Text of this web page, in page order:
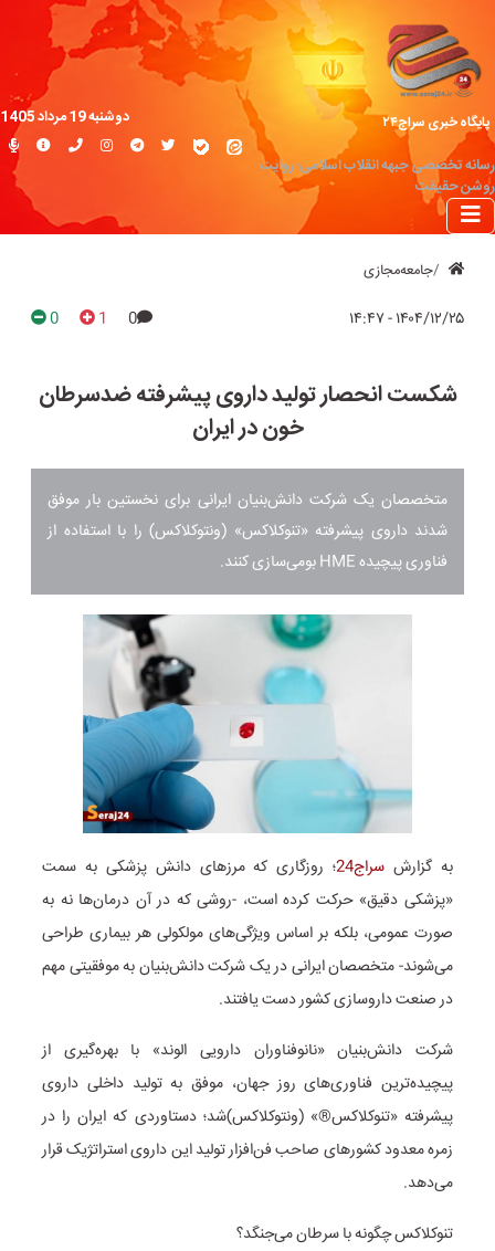
پایگاه خبری سراج۲۴
رسانه تخصصی جبهه انقلاب اسلامی؛ روایت
روشن حقیقت
دوشنبه 19 مرداد 1405
جامعه‌مجازی
۱۴۰۴/۱۲/۲۵ - ۱۴:۴۷ 0
1
0
شکست انحصار تولید داروی پیشرفته ضدسرطان
خون در ایران
متخصصان یک شرکت دانش‌بنیان ایرانی برای نخستین بار موفق
شدند داروی پیشرفته «تنوکلاکس» (ونتوکلاکس) را با استفاده از
فناوری پیچیده HME بومی‌سازی کنند.
به گزارش سراج24
؛ روزگاری که مرزهای دانش پزشکی به سمت
«پزشکی دقیق» حرکت کرده است، -روشی که در آن درمان‌ها نه به
صورت عمومی، بلکه بر اساس ویژگی‌های مولکولی هر بیماری طراحی
می‌شوند- متخصصان ایرانی در یک شرکت دانش‌بنیان به موفقیتی مهم
در صنعت داروسازی کشور دست یافتند.
شرکت دانش‌بنیان «نانوفناوران دارویی الوند» با بهره‌گیری از
پیچیده‌ترین فناوری‌های روز جهان، موفق به تولید داخلی داروی
پیشرفته «تنوکلاکس®» (ونتوکلاکس)شد؛ دستاوردی که ایران را در
زمره معدود کشورهای صاحب فن‌افزار تولید این داروی استراتژیک قرار
می‌دهد.
تنوکلاکس چگونه با سرطان می‌جنگد؟